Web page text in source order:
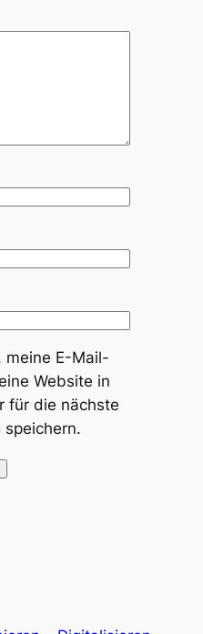
meine E-Mail-
Website in
für die nächste
speichern.